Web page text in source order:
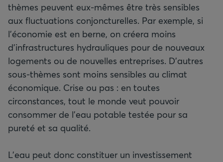
thèmes peuvent eux-mêmes être très sensibles
aux fluctuations conjoncturelles. Par exemple, si
l’économie est en berne, on créera moins
d’infrastructures hydrauliques pour de nouveaux
logements ou de nouvelles entreprises. D’autres
sous-thèmes sont moins sensibles au climat
économique. Crise ou pas : en toutes
circonstances, tout le monde veut pouvoir
consommer de l’eau potable testée pour sa
pureté et sa qualité.
L’eau peut donc constituer un investissement